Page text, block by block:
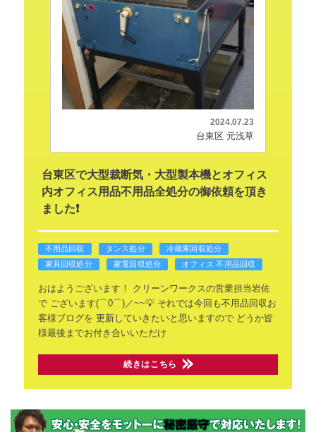
2024.07.23
台東区 元浅草
台東区で大型裁断気・大型製本機とオフィス
内オフィス用品不用品全処分の御依頼を頂き
ました❗
不用品回収 タンス処分
冷蔵庫回収処分
家具回収処分
家電回収処分 オフィス 不用品回収
おはようございます！
クリーンワークスの営業担当岩佐
でございます(⌒0⌒)／~~💡 それでは今回も不用品回収お
客様ブログを 更新していきたいと思いますのでどうか皆
様最後までお付き合いいただけ
続きはこちら